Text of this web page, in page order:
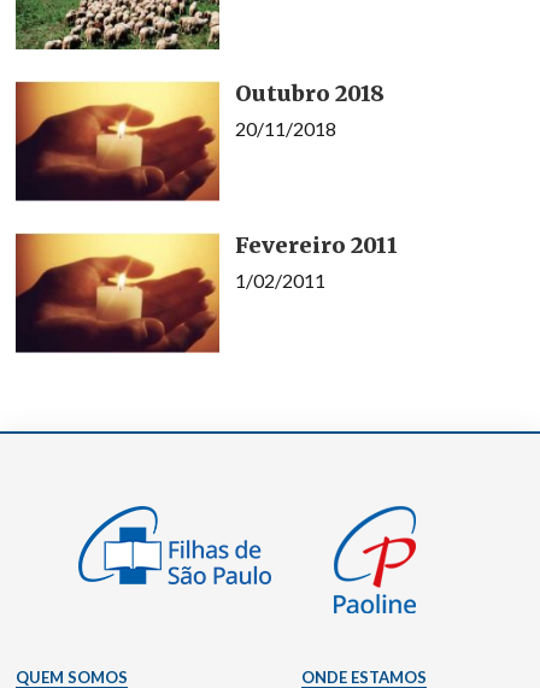
Outubro 2018
20/11/2018
Fevereiro 2011
1/02/2011
QUEM SOMOS ONDE ESTAMOS